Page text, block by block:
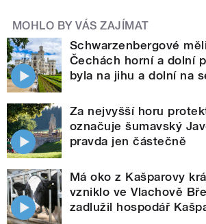
MOHLO BY VÁS ZAJÍMAT
Schwarzenbergové
Čechách horní a dolní
byla na jihu a dolní na
Za nejvyšší horu
označuje šumavský
pravda jen částečně
Má oko z Kašparovy
vzniklo ve Vlachově
zadlužil hospodář